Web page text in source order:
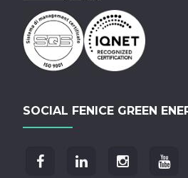
SOCIAL FENICE GREEN